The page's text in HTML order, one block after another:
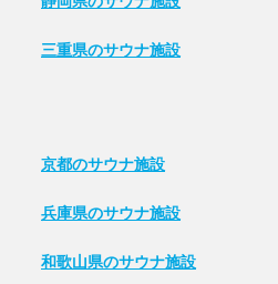
三重県のサウナ施設
京都のサウナ施設
兵庫県のサウナ施設
和歌山県のサウナ施設